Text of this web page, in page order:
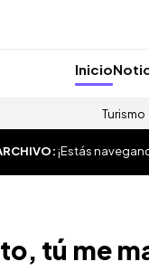
Inicio
Turismo
¡Estás
tú me